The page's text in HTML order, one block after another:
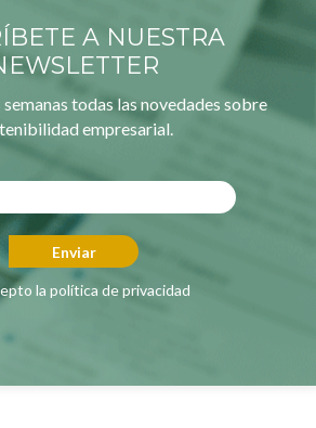
A NUESTRA
todas las novedades sobre
empresarial.
la política de privacidad